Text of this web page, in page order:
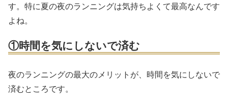
す。特に夏の夜のランニングは気持ちよくて最高なんです
よね。
①時間を気にしないで済む
夜のランニングの最大のメリットが、時間を気にしないで
済むところです。